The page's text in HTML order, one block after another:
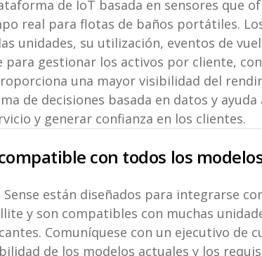
de IoT basada en sensores que
real para flotas de baños portátiles.
unidades, su utilización, eventos de
gestionar los activos por cliente,
una mayor visibilidad del
de decisiones basada en datos y ayuda
y generar confianza en los clientes.
con todos los
están diseñados para integrarse
y son compatibles con muchas
Comuníquese con un ejecutivo de
de los modelos actuales y los